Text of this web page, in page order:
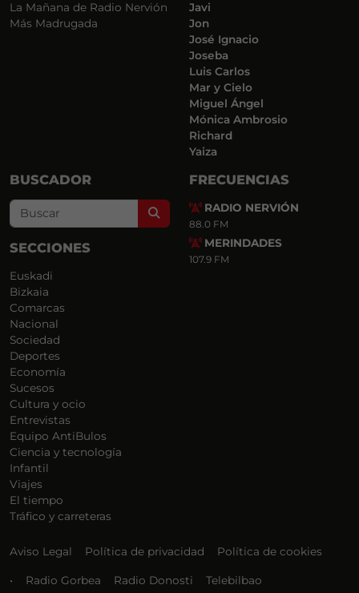
La Mañana de Radio Nervión
Más Madrugada
Javi
Jon
José Ignacio
Joseba
Luis Carlos
Mar y Cielo
Miguel Ángel
Mónica Ambrosio
Richard
Yaiza
BUSCADOR
Search
SECCIONES
Euskadi
Bizkaia
Comarcas
Nacional
Sociedad
Deportes
Economía
Sucesos
Cultura y ocio
Entrevistas
Equipo AntiBulos
Ciencia y tecnología
Infantil
Viajes
El tiempo
Tráfico y carreteras
FRECUENCIAS
RADIO NERVIÓN
88.0 FM
MERINDADES
107.9 FM
Aviso Legal Política de privacidad Política de cookies
• Radio Gorbea Radio Donosti Telebilbao